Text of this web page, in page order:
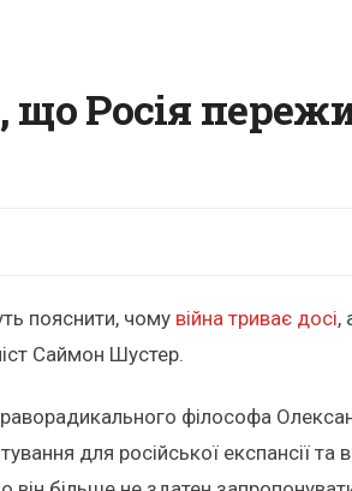
Росія
пояснити, чому війна триває досі,
Саймон Шустер.
філософа
для російської експансії